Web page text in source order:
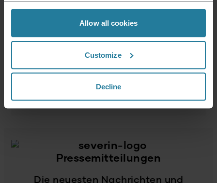
Allow all cookies
Customize
Decline
Testgerät anfragen
Jetzt Testgerät anfordern und selbst
überzeugen
Per E-Mail anfragen
Pressemitteilungen
Die neuesten Nachrichten und